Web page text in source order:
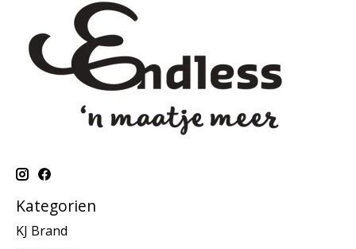
Kategorien
KJ Brand